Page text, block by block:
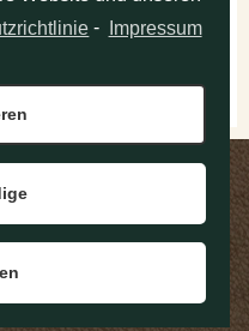
RB – REISENTHEL
Fax: 0463 / 55687-4
Email: office@pflueger.at
- Impressum